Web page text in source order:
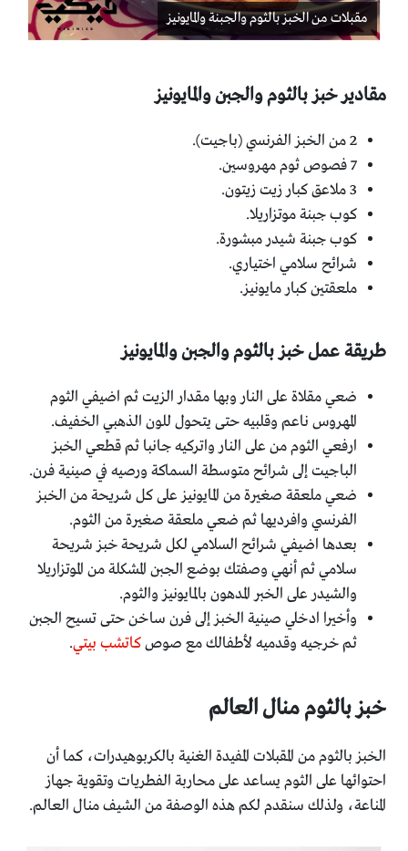
مقبلات من الخبز بالثوم والجبنة والمايونيز
مقادير خبز بالثوم والجبن والمايونيز
2 من الخبز الفرنسي (باجيت).
7 فصوص ثوم مهروسين.
3 ملاعق كبار زيت زيتون.
كوب جبنة موتزاريلا.
كوب جبنة شيدر مبشورة.
شرائح سلامي اختياري.
ملعقتين كبار مايونيز.
طريقة عمل خبز بالثوم والجبن والمايونيز
ضعي مقلاة على النار وبها مقدار الزيت ثم اضيفي الثوم
المهروس ناعم وقلبيه حتى يتحول للون الذهبي الخفيف.
ارفعي الثوم من على النار واتركيه جانبا ثم قطعي الخبز
الباجيت إلى شرائح متوسطة السماكة ورصيه في صينية فرن.
ضعي ملعقة صغيرة من المايونيز على كل شريحة من الخبز
الفرنسي وافرديها ثم ضعي ملعقة صغيرة من الثوم.
بعدها اضيفي شرائح السلامي لكل شريحة خبز شريحة
سلامي ثم أنهي وصفتك بوضع الجبن المشكلة من الموتزاريلا
والشيدر على الخبر المدهون بالمايونيز والثوم.
وأخيرا ادخلي صينية الخبز إلى فرن ساخن حتى تسيح الجبن
ثم خرجيه وقدميه لأطفالك مع صوصكاتشب بيتي.
خبز بالثوم منال العالم
الخبز بالثوم من المقبلات المفيدة الغنية بالكربوهيدرات، كما أن
احتوائها على الثوم يساعد على محاربة الفطريات وتقوية جهاز
المناعة، ولذلك سنقدم لكم هذه الوصفة من الشيف منال العالم.